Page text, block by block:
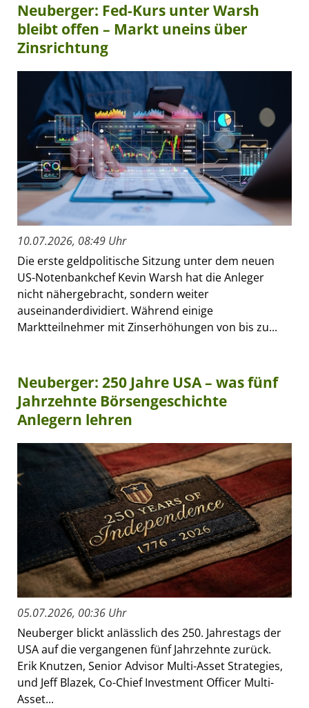
Neuberger: Fed-Kurs unter Warsh
bleibt offen – Markt uneins über
Zinsrichtung
10.07.2026, 08:49 Uhr
Die erste geldpolitische Sitzung unter dem neuen
US-Notenbankchef Kevin Warsh hat die Anleger
nicht nähergebracht, sondern weiter
auseinanderdividiert. Während einige
Marktteilnehmer mit Zinserhöhungen von bis zu...
Neuberger: 250 Jahre USA – was fünf
Jahrzehnte Börsengeschichte
Anlegern lehren
05.07.2026, 00:36 Uhr
Neuberger blickt anlässlich des 250. Jahrestags der
USA auf die vergangenen fünf Jahrzehnte zurück.
Erik Knutzen, Senior Advisor Multi-Asset Strategies,
und Jeff Blazek, Co-Chief Investment Officer Multi-
Asset...